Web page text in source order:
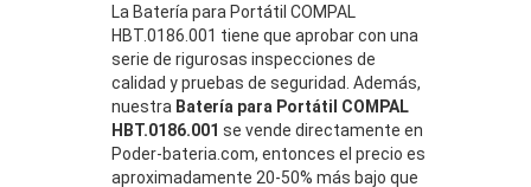
La Batería para Portátil COMPAL
HBT.0186.001 tiene que aprobar con una
serie de rigurosas inspecciones de
calidad y pruebas de seguridad. Además,
nuestra Batería para Portátil COMPAL
HBT.0186.001 se vende directamente en
Poder-bateria.com, entonces el precio es
aproximadamente 20-50% más bajo que